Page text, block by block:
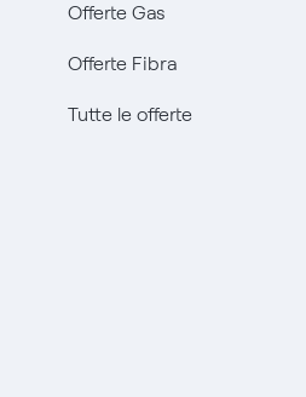
Offerte Gas
Offerte Fibra
Tutte le offerte